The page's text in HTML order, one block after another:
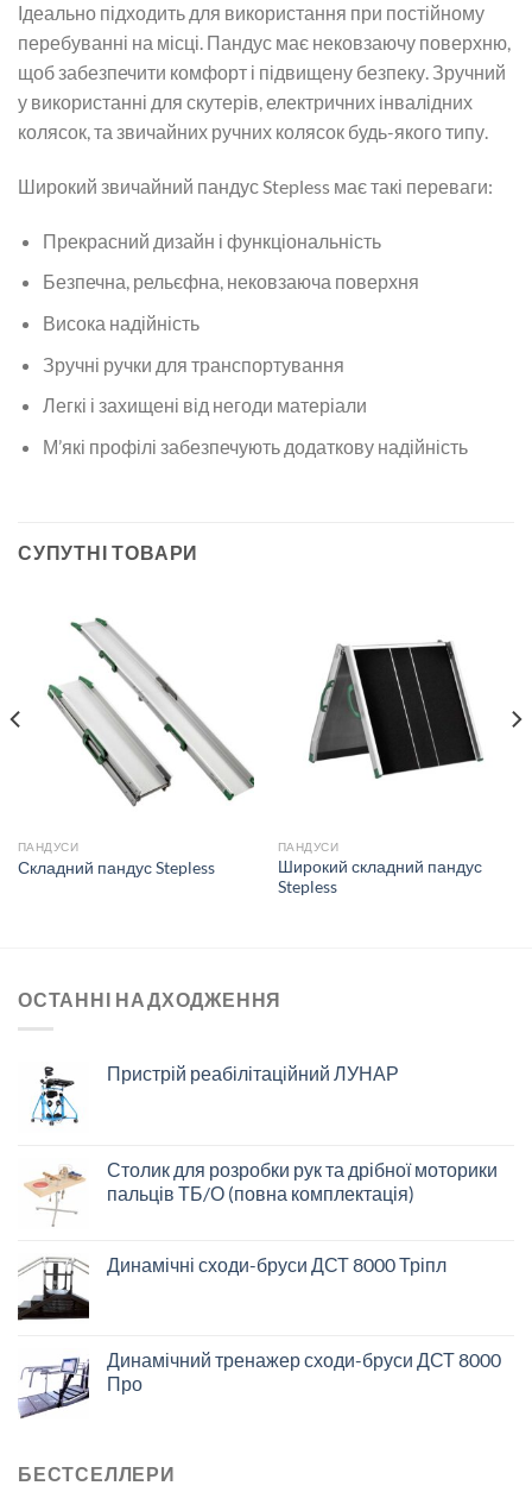
Ідеально підходить для використання при постійному
перебуванні на місці. Пандус має нековзаючу поверхню,
щоб забезпечити комфорт і підвищену безпеку. Зручний
у використанні для скутерів, електричних інвалідних
колясок, та звичайних ручних колясок будь-якого типу.
Широкий звичайний пандус Stepless має такі переваги:
Прекрасний дизайн і функціональність
Безпечна, рельєфна, нековзаюча поверхня
Висока надійність
Зручні ручки для транспортування
Легкі і захищені від негоди матеріали
М’які профілі забезпечують додаткову надійність
СУПУТНІ ТОВАРИ
ПАНДУСИ
Складний пандус Stepless
ПАНДУСИ
Широкий складний пандус
Stepless
ОСТАННІ НАДХОДЖЕННЯ
Пристрій реабілітаційний ЛУНАР
Столик для розробки рук та дрібної моторики
пальців ТБ/О (повна комплектація)
Динамічні сходи-бруси ДСТ 8000 Тріпл
Динамічний тренажер сходи-бруси ДСТ 8000
Про
БЕСТСЕЛЛЕРИ